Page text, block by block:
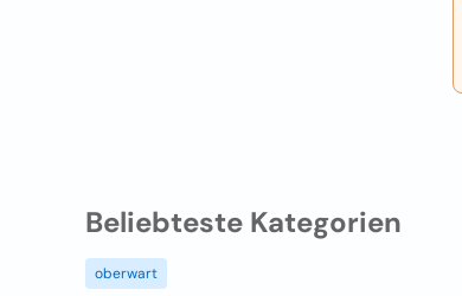
Beliebteste Kategorien
oberwart